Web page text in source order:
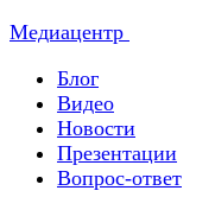
Медиацентр
Блог
Видео
Новости
Презентации
Вопрос-ответ